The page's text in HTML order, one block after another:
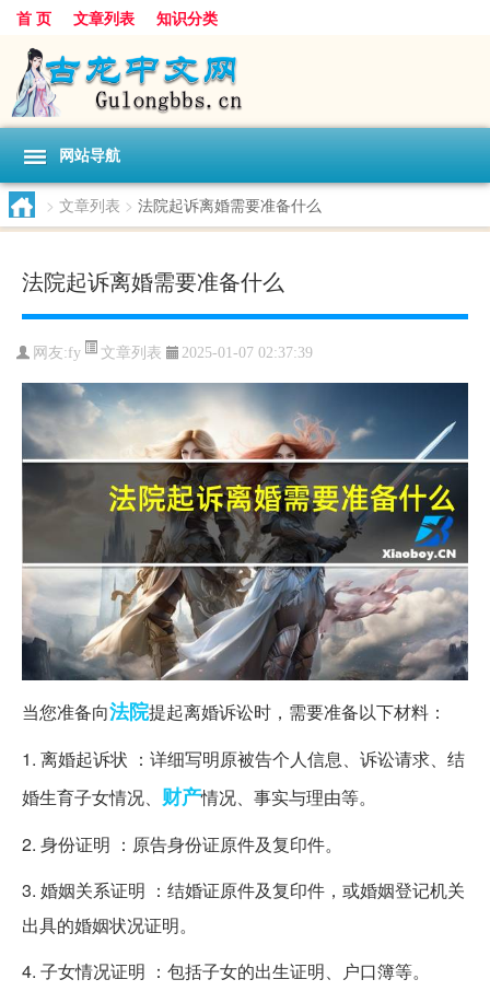
首 页 文章列表 知识分类
网站导航
> 文章列表 > 法院起诉离婚需要准备什么
法院起诉离婚需要准备什么
网友:fy 文章列表 2025-01-07 02:37:39
当您准备向法院提起离婚诉讼时，需要准备以下材料：
1. 离婚起诉状 ：详细写明原被告个人信息、诉讼请求、结
婚生育子女情况、 财产情况、事实与理由等。
2. 身份证明 ：原告身份证原件及复印件。
3. 婚姻关系证明 ：结婚证原件及复印件，或婚姻登记机关
出具的婚姻状况证明。
4. 子女情况证明 ：包括子女的出生证明、户口簿等。